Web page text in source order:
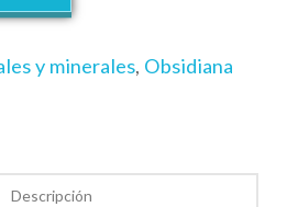
y minerales, Obsidiana
Descripción